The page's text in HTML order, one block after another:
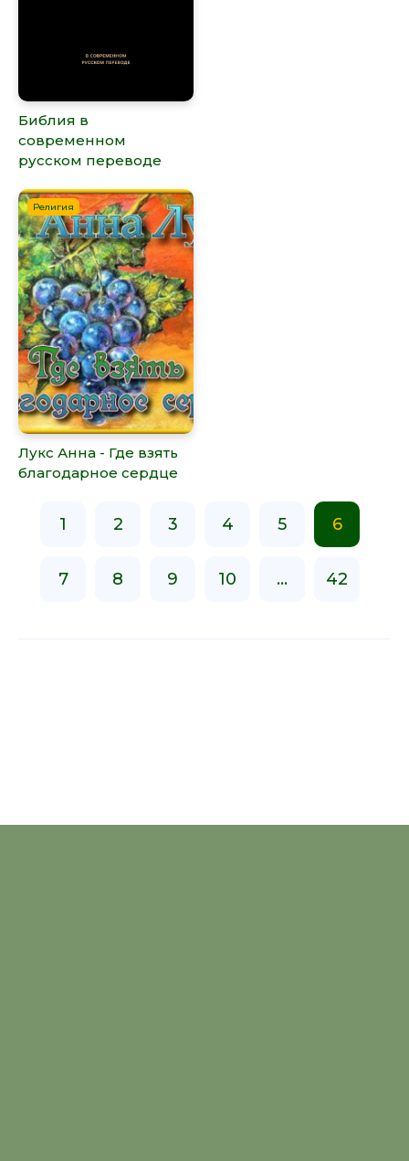
Библия в
современном
русском переводе
Религия
Лукс Анна - Где взять
благодарное сердце
1 2 3 4 5 6
7 8 9 10 ... 42